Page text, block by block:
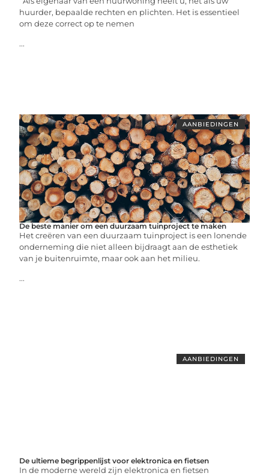
huurder, bepaalde rechten en plichten. Het is essentieel
om deze correct op te nemen
...
AANBIEDINGEN
De beste manier om een duurzaam tuinproject te maken
Het creëren van een duurzaam tuinproject is een lonende
onderneming die niet alleen bijdraagt aan de esthetiek
van je buitenruimte, maar ook aan het milieu.
...
AANBIEDINGEN
De ultieme begrippenlijst voor elektronica en fietsen
In de moderne wereld zijn elektronica en fietsen